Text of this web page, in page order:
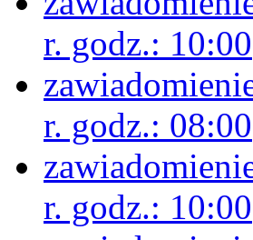
r. godz.: 10:00
r. godz.: 08:00
r. godz.: 10:00